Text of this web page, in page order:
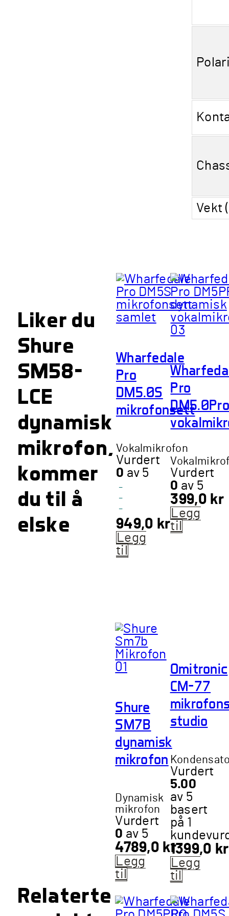
Vekt
Liker du
Shure
SM58-
LCE
dynamisk
mikrofon,
kommer
du til å
elske
Wharfedale
Pro
DM5.0S
mikrofonsett
Vokalmikrofon
Vurdert
0 av 5
-
-
-
949,0 kr
Legg
til
Pro
DM5.0Pro
Vurdert
0 av 5
399,0 kr
Legg
til
Relaterte
Shure
SM7B
dynamisk
mikrofon
Dynamisk
mikrofon
Vurdert
0 av 5
4789,0 kr
Legg
til
Omitronic
CM-77
studio
Vurdert
5.00
av 5
basert
på 1
1399,0 kr
Legg
til